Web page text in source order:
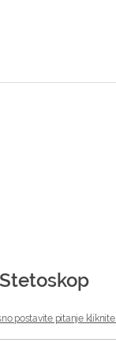
postavite pitanje kliknite